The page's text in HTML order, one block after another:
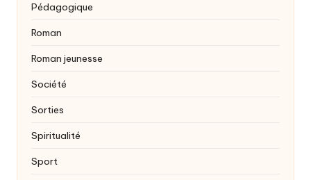
Pédagogique
Roman
Roman jeunesse
Société
Sorties
Spiritualité
Sport